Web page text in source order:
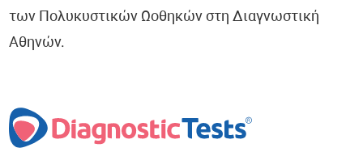
των Πολυκυστικών Ωοθηκών στη Διαγνωστική
Αθηνών.